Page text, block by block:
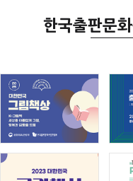
한국출판문